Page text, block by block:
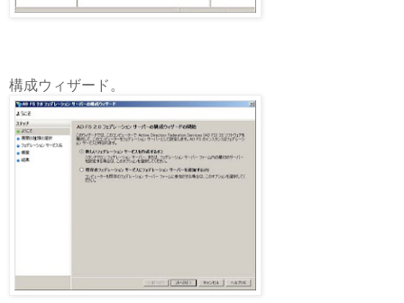
構成ウィザード。